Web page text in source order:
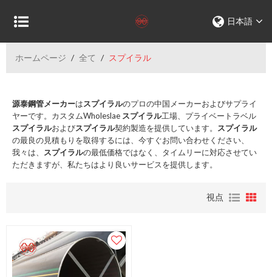
日本語
ホームページ / 全て / スプイラル
源泰鋼管メーカーはスプイラルのプロの中国メーカーおよびサプライ
ヤーです。カスタムWholeslae スプイラル工場、プライベートラベル
スプイラルおよびスプイラル契約製造を提供しています。
スプイラル
の最良の見積もりを取得するには、今すぐお問い合わせください、
我々は、
スプイラルの最低価格ではなく、タイムリーに対応させてい
ただきますが、私たちはより良いサービスを提供します。
視点